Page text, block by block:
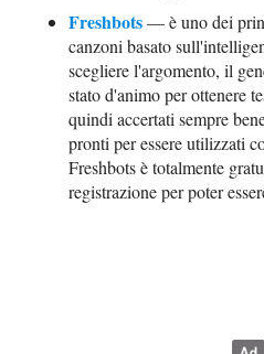
Freshbots— è uno dei
canzoni basato
scegliere l'argomento, il
stato d'animo per ottenere
quindi accertati sempre
pronti per essere utilizzati
Freshbots è totalmente
registrazione per poter